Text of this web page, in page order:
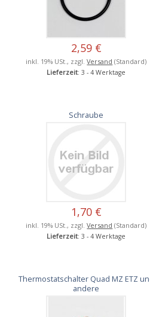
2,59 €
inkl. 19% USt., zzgl.Versand (Standard)
Lieferzeit: 3 - 4 Werktage
Schraube
1,70 €
inkl. 19% USt., zzgl.Versand (Standard)
Lieferzeit: 3 - 4 Werktage
Thermostatschalter Quad MZ ETZ
andere